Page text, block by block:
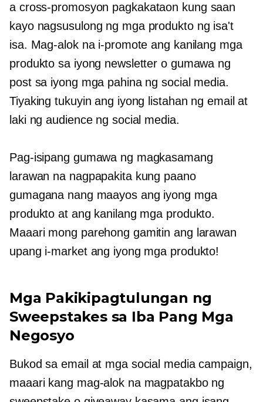
a cross-promosyon pagkakataon kung saan
kayo nagsusulong ng mga produkto ng isa't
isa. Mag-alok na i-promote ang kanilang mga
produkto sa iyong newsletter o gumawa ng
post sa iyong mga pahina ng social media.
Tiyaking tukuyin ang iyong listahan ng email at
laki ng audience ng social media.
Pag-isipang gumawa ng magkasamang
larawan na nagpapakita kung paano
gumagana nang maayos ang iyong mga
produkto at ang kanilang mga produkto.
Maaari mong parehong gamitin ang larawan
upang i-market ang iyong mga produkto!
Mga Pakikipagtulungan ng
Sweepstakes sa Iba Pang Mga
Negosyo
Bukod sa email at mga social media campaign,
maaari kang mag-alok na magpatakbo ng